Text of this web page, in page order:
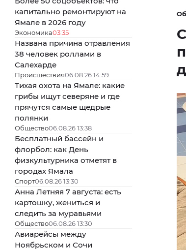
капитально ремонтируют на
Ямале в 2026 году
Экономика03:35
Названа причина отравления
38 человек роллами в
Салехарде
Происшествия06.08.26 14:59
Тихая охота на Ямале: какие
грибы ищут северяне и где
прячутся самые щедрые
полянки
Общество06.08.26 13:38
Бесплатный бассейн и
флорбол: как День
физкультурника отметят в
городах Ямала
Спорт06.08.26 13:30
Анна Летняя 7 августа: есть
картошку, жениться и
следить за муравьями
Общество06.08.26 13:30
Авиарейсы между
Ноябрьском и Сочи